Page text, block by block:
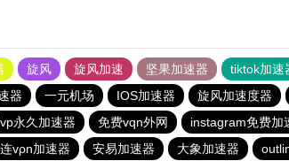
旋风 旋风加速 坚果加速器 tiktok加速
器 一元机场 IOS加速器 旋风加速度器
永久加速器 免费vqn外网 instagram免费加
vρn加速器 安易加速器 大象加速器